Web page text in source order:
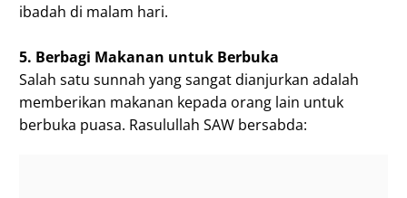
ibadah di malam hari.
5. Berbagi Makanan untuk Berbuka
Salah satu sunnah yang sangat dianjurkan adalah
memberikan makanan kepada orang lain untuk
berbuka puasa. Rasulullah SAW bersabda: